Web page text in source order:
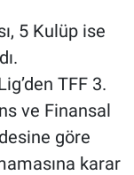
5 Kulüp ise
TFF 3.
ve Finansal
göre
karar